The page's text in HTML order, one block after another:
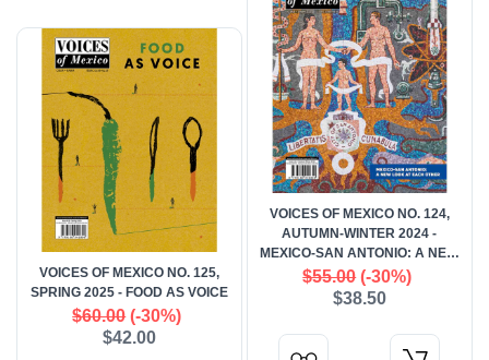
VOICES OF MEXICO NO. 124,
AUTUMN-WINTER 2024 -
MEXICO-SAN ANTONIO: A NEW
LOOK AT EACH OTHER
$55.00(-30%)
$38.50
VOICES OF MEXICO NO. 125,
SPRING 2025 - FOOD AS VOICE
$60.00(-30%)
$42.00